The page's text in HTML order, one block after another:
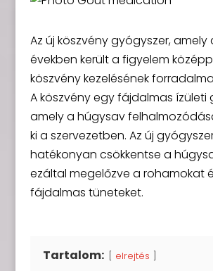
Az új köszvény gyógyszer,
években került a figyelem
köszvény kezelésének
A köszvény egy fájdalmas ízületi
amely a húgysav
ki a szervezetben. Az új
hatékonyan csökkentse a
ezáltal megelőzve a rohamokat
fájdalmas tüneteket.
Tartalom: elrejtés